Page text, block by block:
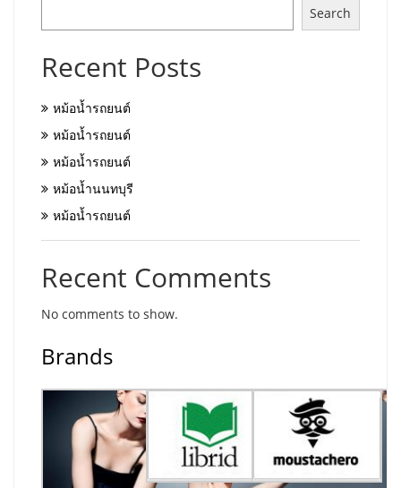
Search
Recent Posts
หม้อน้ำรถยนต์
หม้อน้ำรถยนต์
หม้อน้ำรถยนต์
หม้อน้ำนนทบุรี
หม้อน้ำรถยนต์
Recent Comments
No comments to show.
Brands